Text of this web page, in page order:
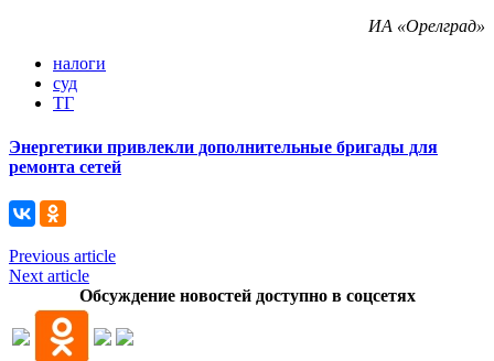
ИА «Орелград»
налоги
суд
ТГ
Энергетики привлекли дополнительные бригады для
ремонта сетей
Previous article
Next article
Обсуждение новостей доступно в соцсетях